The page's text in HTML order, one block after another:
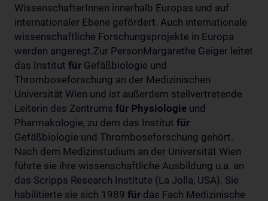
WissenschafterInnen innerhalb Europas und auf
internationaler Ebene gefördert. Auch internationale
wissenschaftliche Forschungsprojekte in Europa
werden angeregt.Zur PersonMargarethe Geiger leitet
das Institut für Gefäßbiologie und
Thromboseforschung an der Medizinischen
Universität Wien und ist außerdem stellvertretende
Leiterin des Zentrums für Physiologie und
Pharmakologie, zu dem das Institut für
Gefäßbiologie und Thromboseforschung gehört.
Nach dem Medizinstudium an der Universität Wien
führte sie ihre wissenschaftliche Ausbildung u.a. an
das Scripps Research Institute (La Jolla, USA). Sie
habilitierte sie sich 1989 für das Fach Medizinische